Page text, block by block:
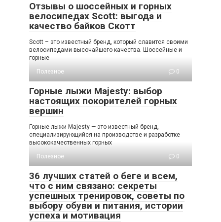
Отзывы о шоссейных и горных
велосипедах Scott: выгода и
качество байков Скотт
Scott – это известный бренд, который славится своими
велосипедами высочайшего качества. Шоссейные и
горные
Полезное
0
Горные лыжи Majesty: выбор
настоящих покорителей горных
вершин
Горные лыжи Majesty — это известный бренд,
специализирующийся на производстве и разработке
высококачественных горных
Полезное
0
36 лучших статей о беге и всем,
что с ним связано: секреты
успешных тренировок, советы по
выбору обуви и питания, истории
успеха и мотивация